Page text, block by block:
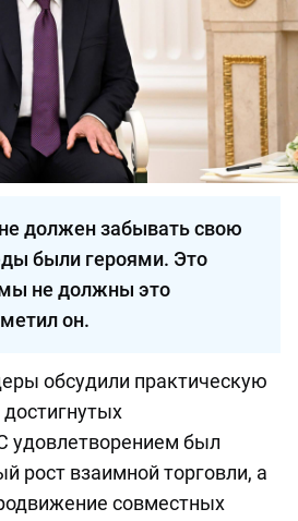
должен забывать свою
были героями. Это
не должны это
он.
обсудили практическую
удовлетворением был
рост взаимной торговли, а
совместных